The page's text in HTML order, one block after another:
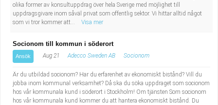
olika former av konsultuppdrag över hela Sverige med möjlighet till
uppdragsgivare inom såväl privat som offentlig sektor. Vi hittar alltid något
som vi tror kommer att...
Visa mer
Socionom till kommun i söderort
Ansök Aug 21 Adecco Sweden AB Socionom
Är du utbildad socionom? Har du erfarenhet av ekonomiskt bistånd? Vill du
jobba inom kommunal verksamhet? Då ska du söka uppdraget som socionom
hos vår kommunala kund i söderort i Stockholm! Om tjänsten Som socionom
hos vår kommunala kund kommer du att hantera ekonomiskt bistånd. Du